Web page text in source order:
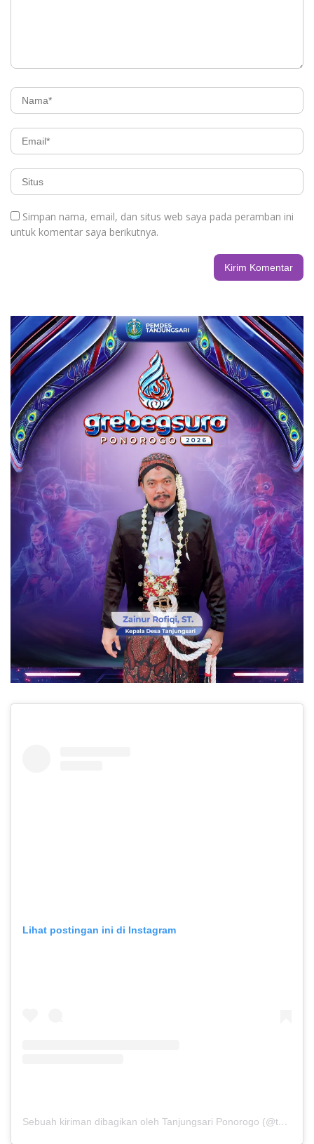
Simpan nama, email, dan situs web saya pada peramban ini
untuk komentar saya berikutnya.
Lihat postingan ini di Instagram
Sebuah kiriman dibagikan oleh Tanjungsari Ponorogo (@tanjungsari.ponorogo)